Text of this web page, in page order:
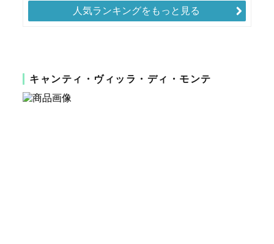
人気ランキングをもっと見る
キャンティ・ヴィッラ・ディ・モンテ